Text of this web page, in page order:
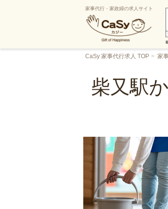
家事代行・家政婦の求人サイト
CaSy 家事代行求人 TOP 家
柴又駅